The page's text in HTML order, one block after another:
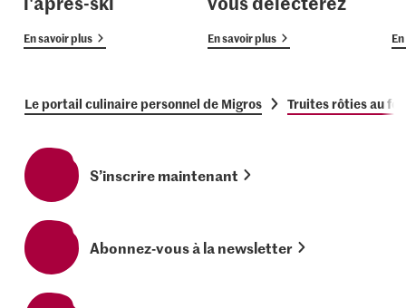
En savoir plus En savoir plus
Le portail culinaire personnel de Migros Truites rôties au
S’inscrire maintenant
Abonnez-vous à la newsletter